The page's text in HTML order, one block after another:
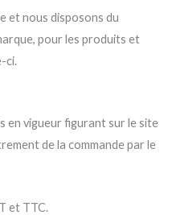
et nous disposons du
pour les produits et
ci.
en vigueur figurant sur le site
de la commande par le
et TTC.